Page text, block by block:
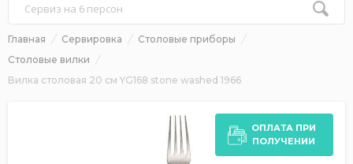
Сервиз на 6 персон
Главная Сервировка
Столовые приборы
Столовые вилки
Вилка столовая 20 см YG168 stone washed 1966
ОПЛАТА ПРИ
ПОЛУЧЕНИИ